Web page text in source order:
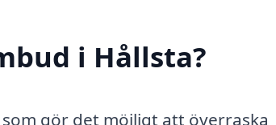
i Hållsta?
gör det möjligt att överraska